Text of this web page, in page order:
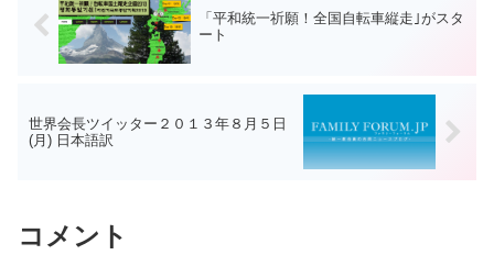
「平和統一祈願！全国自転車縦走｣がスタ
ート
世界会長ツイッター２０１３年８月５日
(月) 日本語訳
コメント